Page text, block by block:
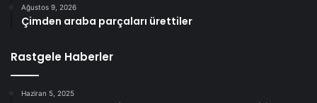
Ağustos 9, 2026
Çimden araba parçaları ürettiler
Rastgele Haberler
Haziran 5, 2025